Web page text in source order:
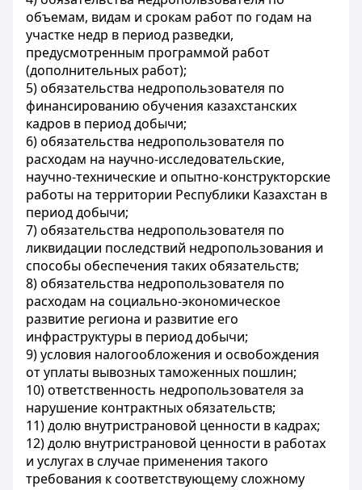
объемам, видам и срокам работ по годам на
участке недр в период разведки,
предусмотренным программой работ
(дополнительных работ);
5) обязательства недропользователя по
финансированию обучения казахстанских
кадров в период добычи;
6) обязательства недропользователя по
расходам на научно-исследовательские,
научно-технические и опытно-конструкторские
работы на территории Республики Казахстан в
период добычи;
7) обязательства недропользователя по
ликвидации последствий недропользования и
способы обеспечения таких обязательств;
8) обязательства недропользователя по
расходам на социально-экономическое
развитие региона и развитие его
инфраструктуры в период добычи;
9) условия налогообложения и освобождения
от уплаты вывозных таможенных пошлин;
10) ответственность недропользователя за
нарушение контрактных обязательств;
11) долю внутристрановой ценности в кадрах;
12) долю внутристрановой ценности в работах
и услугах в случае применения такого
требования к соответствующему сложному